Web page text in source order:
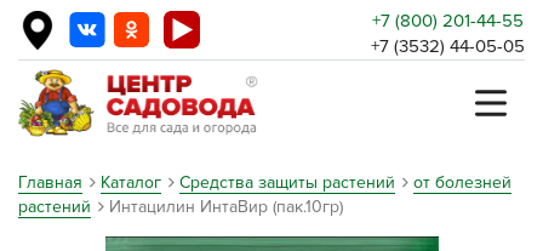
+7 (800) 201-44-55
+7 (3532) 44-05-05
Главная Каталог Средства защиты растений
от болезней
растений
Интацилин ИнтаВир (пак.10гр)